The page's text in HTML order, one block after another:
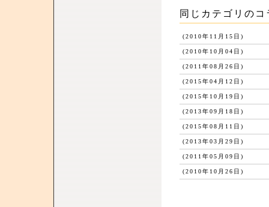
同じカテゴリのコ
(2010年11月15日)
(2010年10月04日)
(2011年08月26日)
(2015年04月12日)
(2015年10月19日)
(2013年09月18日)
(2015年08月11日)
(2013年03月29日)
(2011年05月09日)
(2010年10月26日)